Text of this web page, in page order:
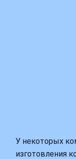
У некоторых
изготовления